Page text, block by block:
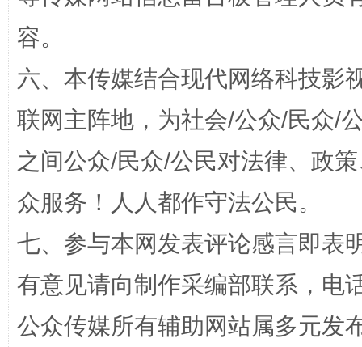
网上购药对药下症？
容。
六、本传媒结合现代网络科技影
联网主阵地，为社会/公众/民众/
之间公众/民众/公民对法律、政
众服务！人人都作守法公民。
七、参与本网发表评论感言即表
有意见请向制作采编部联系，电
公众传媒所有辅助网站属多元发